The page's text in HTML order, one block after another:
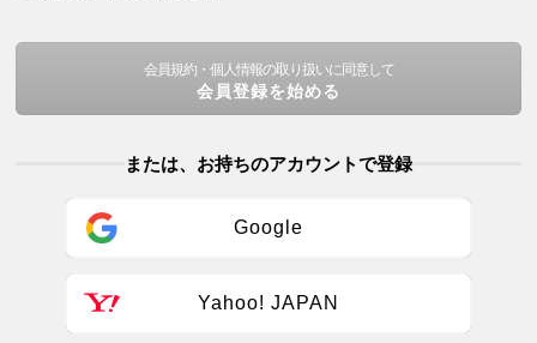
会員規約・個人情報の取り扱いに同意して
会員登録を始める
または、お持ちのアカウントで登録
Google
Yahoo! JAPAN